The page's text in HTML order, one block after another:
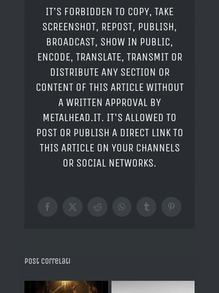
IT'S FORBIDDEN TO COPY, TAKE
SCREENSHOT, REPOST, PUBLISH,
BROADCAST, SHOW IN PUBLIC,
ENCODE, TRANSLATE, TRANSMIT OR
DISTRIBUTE ANY SECTION OR
CONTENT OF THIS ARTICLE WITHOUT
A WRITTEN APPROVAL BY
METALHEAD.IT. IT'S ALLOWED TO
POST OR PUBLISH A DIRECT LINK TO
THIS ARTICLE ON YOUR CHANNELS
OR SOCIAL NETWORKS.
Facebook
X RedditWhatsAppTumblrPinterest
Post correlati